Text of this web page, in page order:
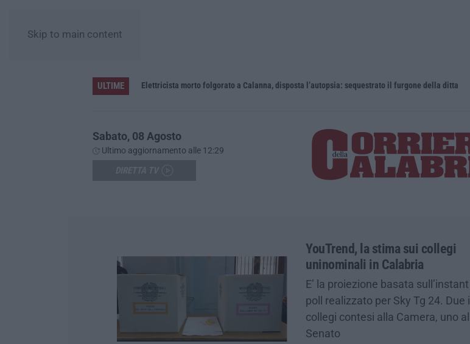
Skip to main content
ULTIME Elettricista morto folgorato a Calanna, disposta l’autopsia: sequestrato il furgone della ditta
Sabato, 08 Agosto
Ultimo aggiornamento alle 12:29
YouTrend, la stima sui collegi
uninominali in Calabria
E’ la proiezione basata sull’instant
poll realizzato per Sky Tg 24. Due i
collegi contesi alla Camera, uno al
Senato